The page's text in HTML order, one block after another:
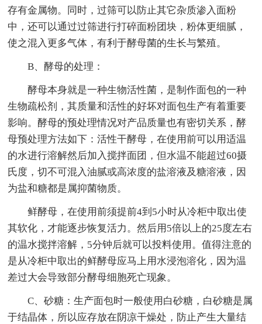
存有金属物。同时，过筛可以防止其它杂质渗入面粉
中，还可以通过过筛进行打碎面粉团块，粉体更细腻，
使之混入更多气体，有利于酵母菌的生长与繁殖。
B、酵母的处理：
酵母本身就是一种生物活性菌，是制作面包的一种
生物疏松剂，其质量和活性的好坏对面包生产有着重要
影响。酵母的预处理情况对产品质量也有密切关系，酵
母预处理方法如下：活性干酵母，在使用前可以用适温
的水进行溶解然后加入搅拌面团，但水温不能超过60摄
氏度，切不可混入油腻或高浓度的盐溶液及糖溶液，因
为盐和糖都是属抑菌物质。
鲜酵母，在使用前须提前4到5小时从冷柜中取出使
其软化，才能逐步恢复活力。然后用5倍以上的25度左右
的温水搅拌溶解，5分钟后就可以投料使用。值得注意的
是从冷柜中取出的鲜酵母应马上用水浸泡溶化，因为温
差过大会导致部分酵母细胞死亡现象。
C、砂糖：生产面包时一般使用白砂糖，白砂糖是属
于结晶体，所以应存放在阴凉干燥处，防止产生大量结